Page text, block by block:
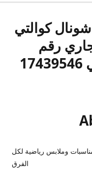
كوالتي
رقم
وملابس رياضية لكل
الفرق